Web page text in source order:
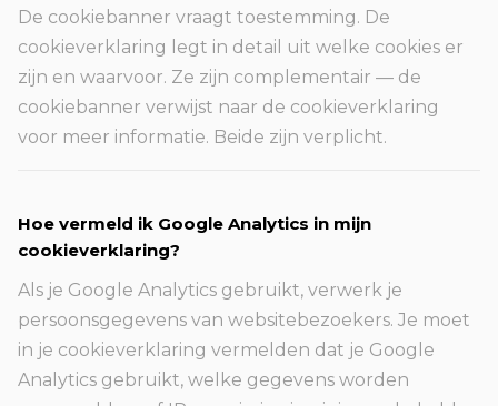
De cookiebanner vraagt toestemming. De
cookieverklaring legt in detail uit welke cookies er
zijn en waarvoor. Ze zijn complementair — de
cookiebanner verwijst naar de cookieverklaring
voor meer informatie. Beide zijn verplicht.
Hoe vermeld ik Google Analytics in mijn
cookieverklaring?
Als je Google Analytics gebruikt, verwerk je
persoonsgegevens van websitebezoekers. Je moet
in je cookieverklaring vermelden dat je Google
Analytics gebruikt, welke gegevens worden